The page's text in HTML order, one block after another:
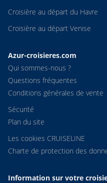
Croisière au départ du Havre
Croisière au départ Venise
Azur-croisieres.com
Qui sommes-nous ?
Questions fréquentes
Conditions générales de vente
Sécurité
Plan du site
Les cookies CRUISELINE
Charte de protection des
Information sur votre